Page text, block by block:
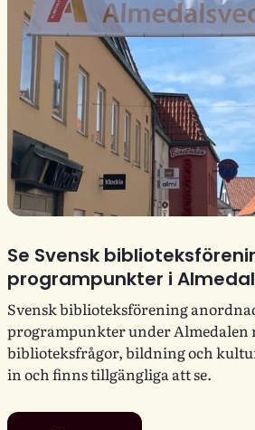
Se Svensk
programpunkter i
Svensk biblioteksförening
programpunkter under Almedalen
biblioteksfrågor, bildning och
in och finns tillgängliga att se.